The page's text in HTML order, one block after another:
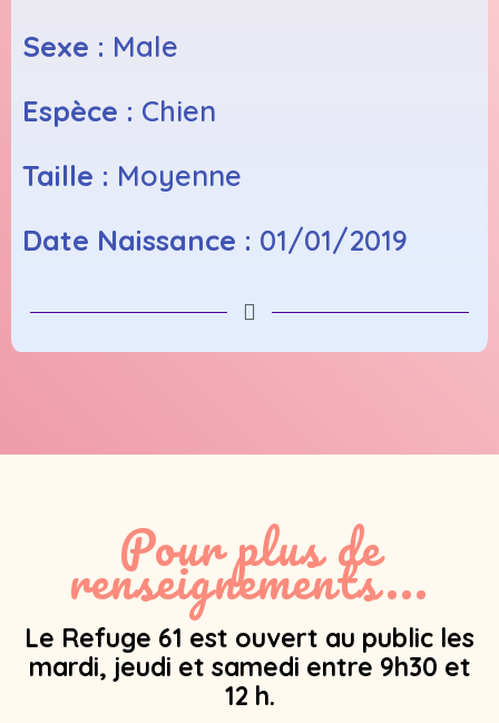
Sexe : Male
Espèce : Chien
Taille : Moyenne
Date Naissance : 01/01/2019
Pour plus de
renseignements...
Le Refuge 61 est ouvert au public les
mardi, jeudi et samedi entre 9h30 et
12 h.